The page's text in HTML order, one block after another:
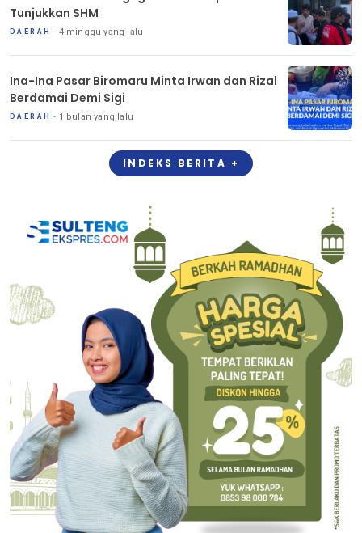
Tunjukkan SHM
DAERAH 4 minggu yang lalu
Ina-Ina Pasar Biromaru Minta Irwan dan Rizal
Berdamai Demi Sigi
DAERAH 1 bulan yang lalu
INDEKS BERITA +